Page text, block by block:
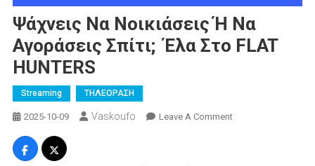
Ψάχνεις Να Νοικιάσεις Ή Να
Αγοράσεις Σπίτι; Έλα Στο FLAT
HUNTERS
Streaming ΤΗΛΕΟΡΑΣΗ
2025-10-09 Vaskoufo Leave A CommentOn